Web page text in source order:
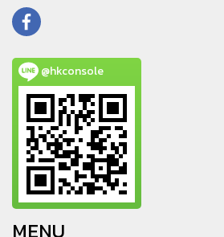
@hkconsole
MENU